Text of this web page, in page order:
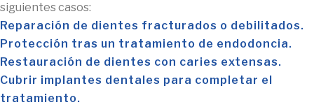
siguientes casos:
Reparación de dientes fracturados o debilitados.
Protección tras un tratamiento de endodoncia.
Restauración de dientes con caries extensas.
Cubrir implantes dentales para completar el
tratamiento.